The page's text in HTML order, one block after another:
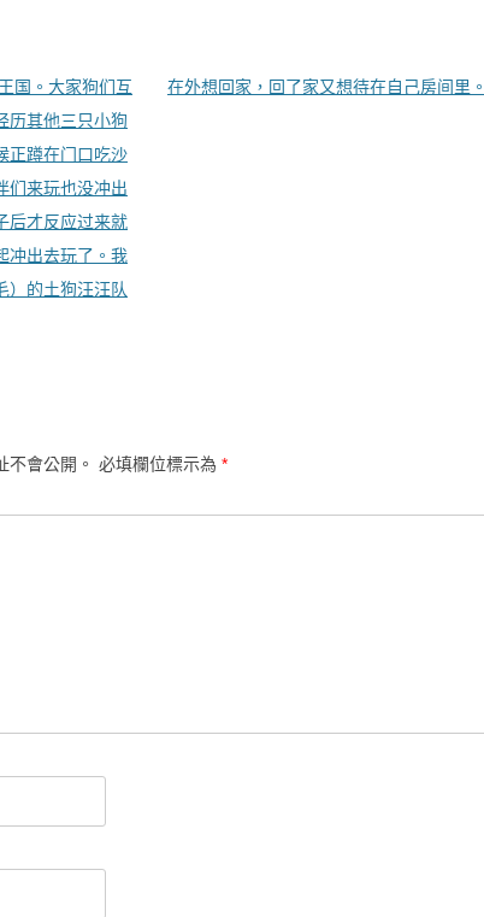
国。大家狗们互
历其他三只小狗
正蹲在门口吃沙
们来玩也没冲出
后才反应过来就
冲出去玩了。我
）的土狗汪汪队
在外想回家，回了家又想待在自己房间里。
不會公開。 必填欄位標示為 *